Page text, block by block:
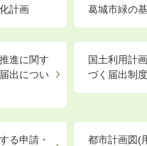
計画 葛城市緑の
進に関す
出につい
国土利用計
づく届出制
る申請・
都市計画図(